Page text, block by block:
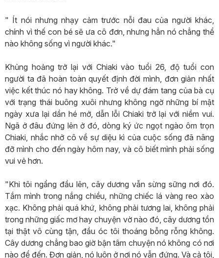
" Ít nói nhưng nhạy cảm trước nỗi đau của người khác,
chính vì thế con bé sẽ ưa cô đơn, nhưng hẳn nó chẳng thể
nào không sống vì người khác."
Khủng hoảng trở lại với Chiaki vào tuổi 26, độ tuổi con
người ta đã hoàn toàn quyết định đời mình, đơn giản nhất
việc kết thúc nó hay không. Trở về dự đám tang của bà cụ
với trạng thái buông xuôi nhưng không ngờ những bí mật
ngày xưa lại dần hé mở, dẫn lỗi Chiaki trở lại với niềm vui.
Ngã ở đâu đứng lên ở đó, dòng ký ức ngọt ngào ôm trọn
Chiaki, nhắc nhở cô về sự diệu kì của cuộc sống đã nâng
đỡ mình cho đến ngày hôm nay, và cô biết mình phải sống
vui vẻ hơn.
"Khi tôi ngẩng đầu lên, cây dương vẫn sừng sững nơi đó.
Tắm mình trong nắng chiều, những chiếc lá vàng reo xào
xạc. Không phải quá khứ, không phải tương lai, không phải
trong những giấc mơ hay chuyện vờ nào đó, cây dương tồn
tại thật vô cùng tận, đầu óc tôi thoáng bỗng rỗng không.
Cây dương chẳng bao giờ bận tâm chuyện nó không có nơi
nào để đến. Đơn giản, nó luôn ở nơi nó vẫn đứng. Và cả tôi,